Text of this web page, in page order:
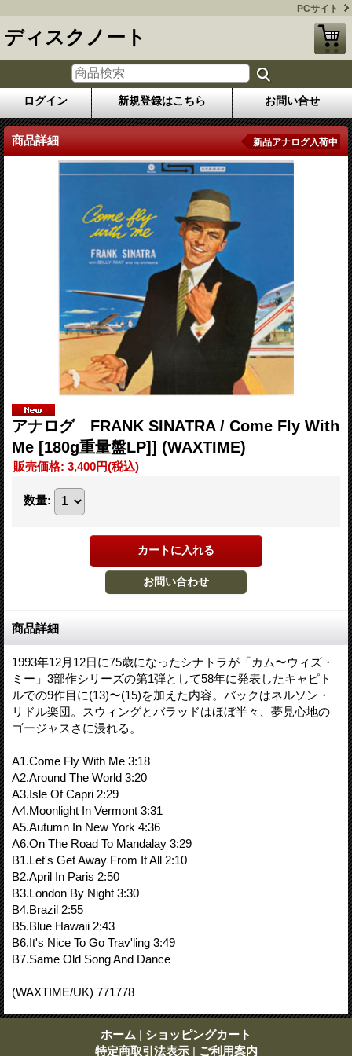
PCサイト
ディスクノート
ログイン 新規登録はこちら お問い合せ
商品詳細 新品アナログ入荷中
アナログ FRANK SINATRA / Come Fly With
Me [180g重量盤LP]] (WAXTIME)
販売価格: 3,400円(税込)
数量:
商品詳細
1993年12月12日に75歳になったシナトラが「カム〜ウィズ・
ミー」3部作シリーズの第1弾として58年に発表したキャピト
ルでの9作目に(13)〜(15)を加えた内容。バックはネルソン・
リドル楽団。スウィングとバラッドはほぼ半々、夢見心地の
ゴージャスさに浸れる。
A1.Come Fly With Me 3:18
A2.Around The World 3:20
A3.Isle Of Capri 2:29
A4.Moonlight In Vermont 3:31
A5.Autumn In New York 4:36
A6.On The Road To Mandalay 3:29
B1.Let's Get Away From It All 2:10
B2.April In Paris 2:50
B3.London By Night 3:30
B4.Brazil 2:55
B5.Blue Hawaii 2:43
B6.It's Nice To Go Trav'ling 3:49
B7.Same Old Song And Dance
(WAXTIME/UK) 771778
ホーム | ショッピングカート
特定商取引法表示 | ご利用案内